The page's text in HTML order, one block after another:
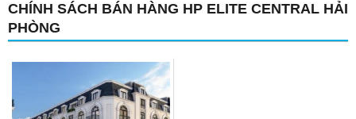
CHÍNH SÁCH BÁN HÀNG HP ELITE CENTRAL HẢI
PHÒNG